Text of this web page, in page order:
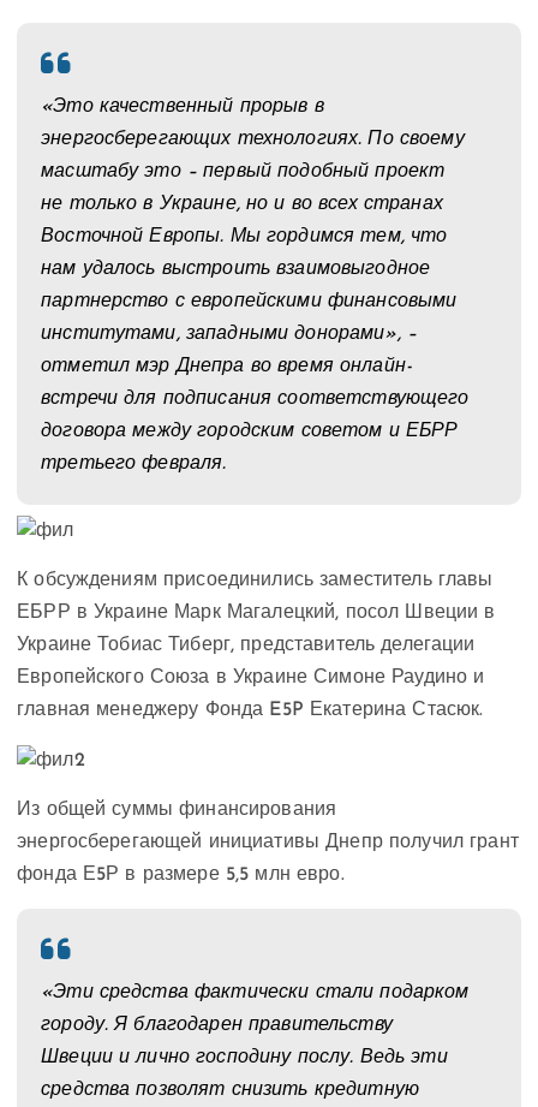
«Это качественный прорыв в
энергосберегающих технологиях. По своему
масштабу это – первый подобный проект
не только в Украине, но и во всех странах
Восточной Европы. Мы гордимся тем, что
нам удалось выстроить взаимовыгодное
партнерство с европейскими финансовыми
институтами, западными донорами», –
отметил мэр Днепра во время онлайн-
встречи для подписания соответствующего
договора между городским советом и ЕБРР
третьего февраля.
К обсуждениям присоединились заместитель главы
ЕБРР в Украине Марк Магалецкий, посол Швеции в
Украине Тобиас Тиберг, представитель делегации
Европейского Союза в Украине Симоне Раудино и
главная менеджеру Фонда E5P Екатерина Стасюк.
Из общей суммы финансирования
энергосберегающей инициативы Днепр получил грант
фонда Е5Р в размере 5,5 млн евро.
«Эти средства фактически стали подарком
городу. Я благодарен правительству
Швеции и лично господину послу. Ведь эти
средства позволят снизить кредитную